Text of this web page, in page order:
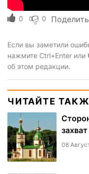
0 0
Если вы заметили
нажмите Ctrl+Enter или
об этом редакции.
ЧИТАЙТЕ
08